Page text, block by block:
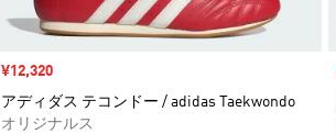
セール価格
¥12,320
アディダス テコンドー / adidas Taekwondo
オリジナルス